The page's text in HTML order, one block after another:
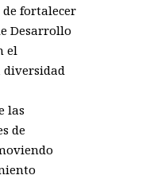
fortalecer
Desarrollo
el
diversidad
las
de